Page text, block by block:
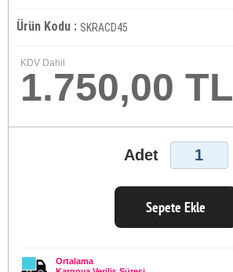
Ürün Kodu : SKRACD45
KDV Dahil
1.750,00 TL
Adet
Sepete Ekle
Ortalama